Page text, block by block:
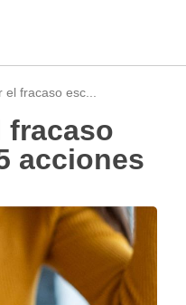
fracaso esc...
acciones